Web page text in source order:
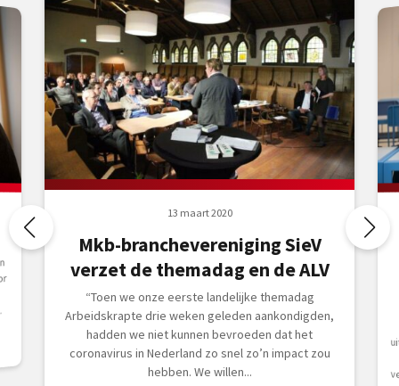
13 maart 2020
Mkb-branchevereniging SieV
verzet de themadag en de ALV
“Toen we onze eerste landelijke themadag
Arbeidskrapte drie weken geleden aankondigden,
hadden we niet kunnen bevroeden dat het
coronavirus in Nederland zo snel zo’n impact zou
hebben. We willen...